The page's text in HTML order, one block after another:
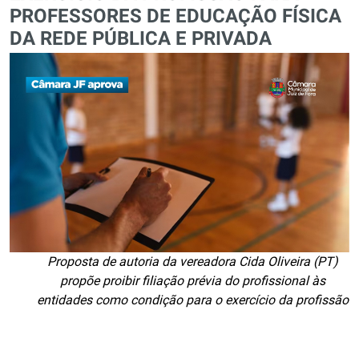
PROFESSORES DE EDUCAÇÃO FÍSICA
DA REDE PÚBLICA E PRIVADA
Proposta de autoria da vereadora Cida Oliveira (PT)
propõe proibir filiação prévia do profissional às
entidades como condição para o exercício da profissão